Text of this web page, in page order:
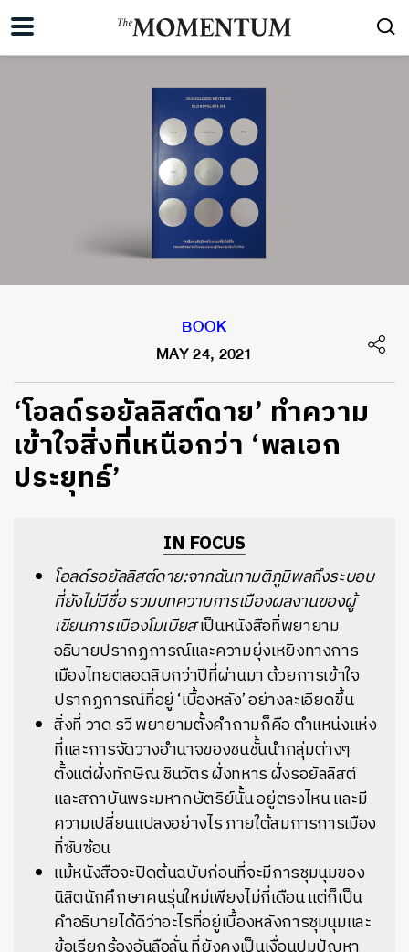
BOOK
MAY 24, 2021
‘โอลด์รอยัลลิสต์ดาย’ ทำความ
เข้าใจสิ่งที่เหนือกว่า ‘พลเอก
ประยุทธ์’
IN FOCUS
โอลด์รอยัลลิสต์ดาย:จากฉันทามติภูมิพลถึงระบอบ
ที่ยังไม่มีชื่อรวมบทความการเมืองผลงานของผู้
เขียนการเมืองโมเบียสเป็นหนังสือที่พยายาม
อธิบายปรากฏการณ์และความยุ่งเหยิงทางการ
เมืองไทยตลอดสิบกว่าปีที่ผ่านมา ด้วยการเข้าใจ
ปรากฏการณ์ที่อยู่ ‘เบื้องหลัง’ อย่างละเอียดขึ้น
สิ่งที่ วาด รวี พยายามตั้งคำถามก็คือ ตำแหน่งแห่ง
ที่และการจัดวางอำนาจของชนชั้นนำกลุ่มต่างๆ
ตั้งแต่ฝั่งทักษิณ ชินวัตร ฝั่งทหาร ฝั่งรอยัลลิสต์
และสถาบันพระมหากษัตริย์นั้น อยู่ตรงไหน และมี
ความเปลี่ยนแปลงอย่างไร ภายใต้สมการการเมือง
ที่ซับซ้อน
แม้หนังสือจะปิดต้นฉบับก่อนที่จะมีการชุมนุมของ
นิสิตนักศึกษาคนรุ่นใหม่เพียงไม่กี่เดือน แต่ก็เป็น
คำอธิบายได้ดีว่าอะไรที่อยู่เบื้องหลังการชุมนุมและ